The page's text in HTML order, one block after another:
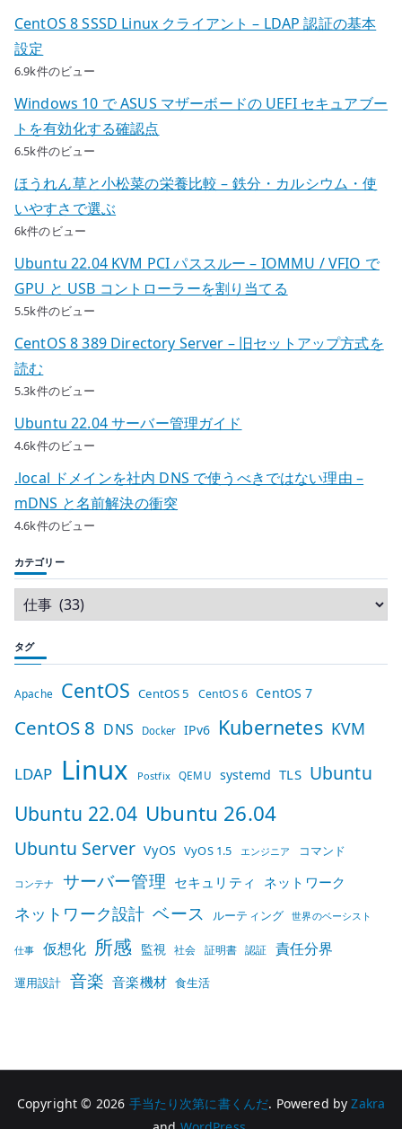
CentOS 8 SSSD Linux クライアント – LDAP 認証の基本
設定
6.9k件のビュー
Windows 10 で ASUS マザーボードの UEFI セキュアブー
トを有効化する確認点
6.5k件のビュー
ほうれん草と小松菜の栄養比較 – 鉄分・カルシウム・使
いやすさで選ぶ
6k件のビュー
Ubuntu 22.04 KVM PCI パススルー – IOMMU / VFIO で
GPU と USB コントローラーを割り当てる
5.5k件のビュー
CentOS 8 389 Directory Server – 旧セットアップ方式を
読む
5.3k件のビュー
Ubuntu 22.04 サーバー管理ガイド
4.6k件のビュー
.local ドメインを社内 DNS で使うべきではない理由 –
mDNS と名前解決の衝突
4.6k件のビュー
カテゴリー
タグ
Apache CentOS CentOS 5 CentOS 6 CentOS 7
CentOS 8 DNS Docker IPv6 Kubernetes KVM
LDAP Linux Postfix QEMU systemd TLS Ubuntu
Ubuntu 22.04 Ubuntu 26.04
Ubuntu Server VyOS VyOS 1.5 エンジニア コマンド
コンテナ サーバー管理 セキュリティ ネットワーク
ネットワーク設計 ベース ルーティング 世界のベーシスト
仕事 仮想化 所感 監視 社会 証明書 認証 責任分界
運用設計 音楽 音楽機材 食生活
Copyright © 2026 手当たり次第に書くんだ. Powered byZakra